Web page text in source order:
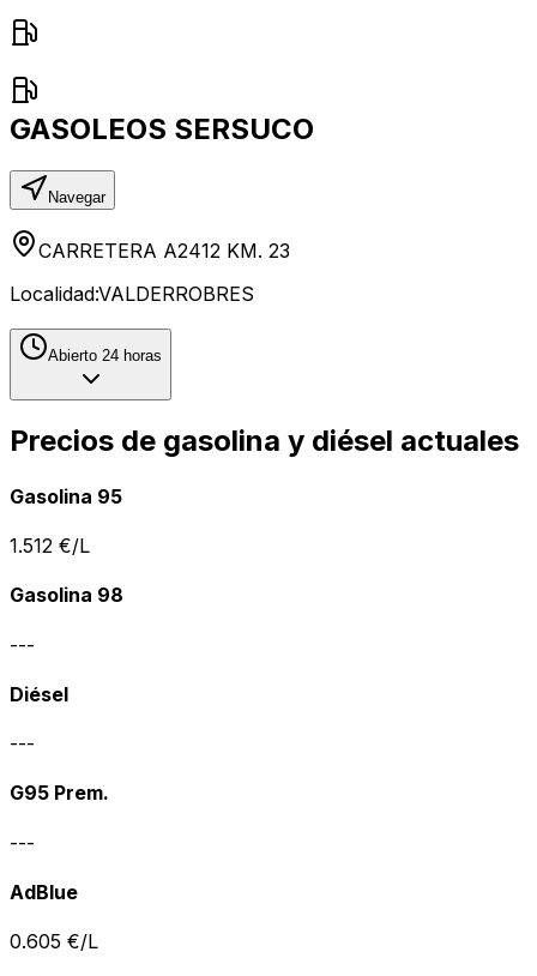
GASOLEOS SERSUCO
Navegar
CARRETERA A2412 KM. 23
Localidad:VALDERROBRES
Abierto 24 horas
Precios de gasolina y diésel actuales
Gasolina 95
1.512 €/L
Gasolina 98
---
Diésel
---
G95 Prem.
---
AdBlue
0.605 €/L